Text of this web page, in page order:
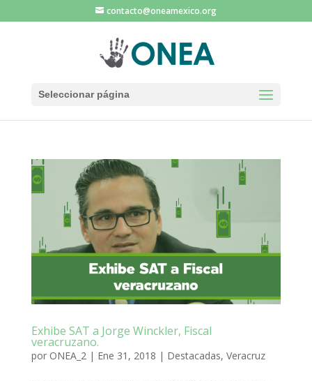
contacto@oneamexico.org
Seleccionar página
Exhibe SAT a Jorge Winckler, Fiscal
veracruzano.
por ONEA_2| Ene 31, 2018 | Destacadas, Veracruz